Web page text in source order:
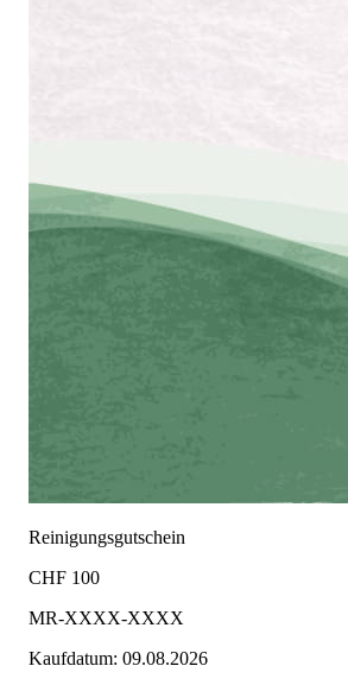
Reinigungsgutschein
CHF 100
MR-XXXX-XXXX
Kaufdatum: 09.08.2026